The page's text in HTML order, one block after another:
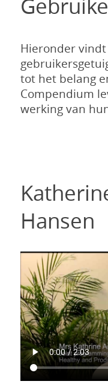
Hieronder
tot het belang
Compendium
werking van
Hansen